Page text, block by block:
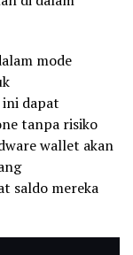
mode
ini dapat
tanpa risiko
wallet akan
saldo mereka